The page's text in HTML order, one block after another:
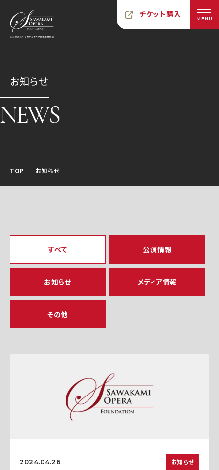
チケット購入 MENU
お知らせ
NEWS
TOP お知らせ
すべて 公演情報
お知らせ メディア情報
その他
2024.04.26 お知らせ